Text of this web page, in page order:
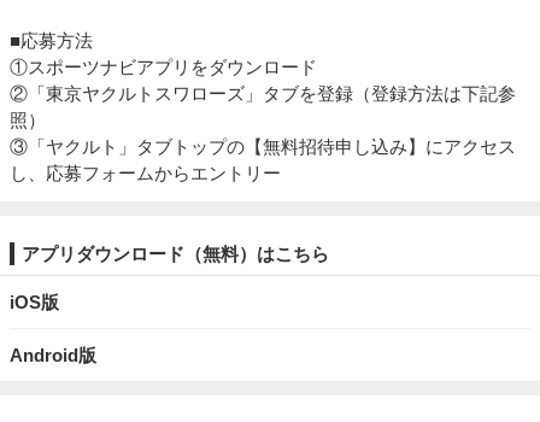
■応募方法
①スポーツナビアプリをダウンロード
②「東京ヤクルトスワローズ」タブを登録（登録方法は下記参
照）
③「ヤクルト」タブトップの【無料招待申し込み】にアクセス
し、応募フォームからエントリー
アプリダウンロード（無料）はこちら
iOS版
Android版